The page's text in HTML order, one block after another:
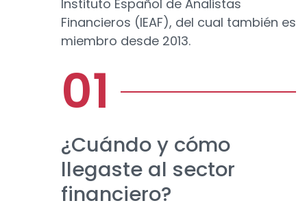
Instituto Español de Analistas
Financieros (IEAF), del cual también es
miembro desde 2013.
¿Cuándo y cómo
llegaste al sector
financiero?